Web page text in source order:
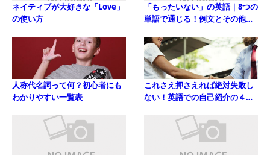
ネイティブが大好きな「Love」
の使い方
「もったいない」の英語｜8つの
単語で通じる！例文とその他の
人称代名詞って何？初心者にも
わかりやすい一覧表
これさえ押さえれば絶対失敗し
ない！英語での自己紹介の４つ